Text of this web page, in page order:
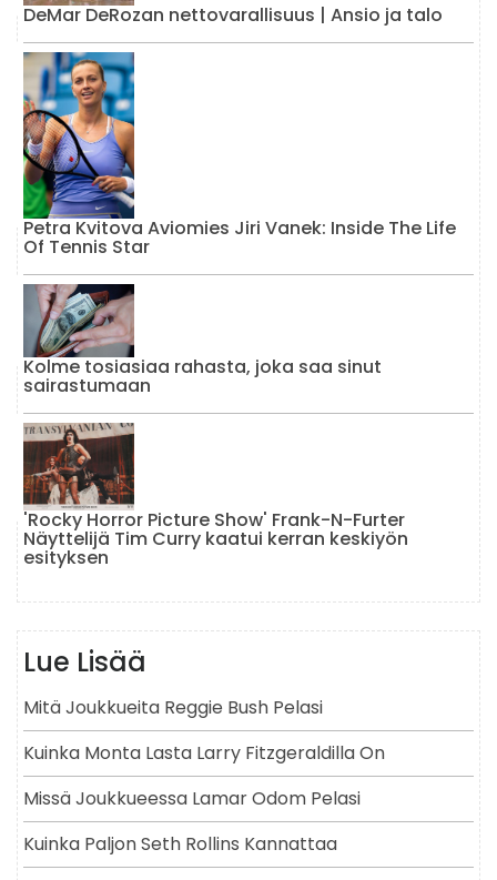
DeMar DeRozan nettovarallisuus | Ansio ja talo
Petra Kvitova Aviomies Jiri Vanek: Inside The Life
Of Tennis Star
Kolme tosiasiaa rahasta, joka saa sinut
sairastumaan
'Rocky Horror Picture Show' Frank-N-Furter
Näyttelijä Tim Curry kaatui kerran keskiyön
esityksen
Lue Lisää
Mitä Joukkueita Reggie Bush Pelasi
Kuinka Monta Lasta Larry Fitzgeraldilla On
Missä Joukkueessa Lamar Odom Pelasi
Kuinka Paljon Seth Rollins Kannattaa